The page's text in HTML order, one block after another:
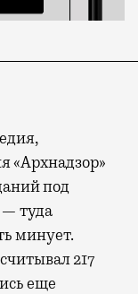
«Архнадзор»
под
— туда
минует.
217
еще